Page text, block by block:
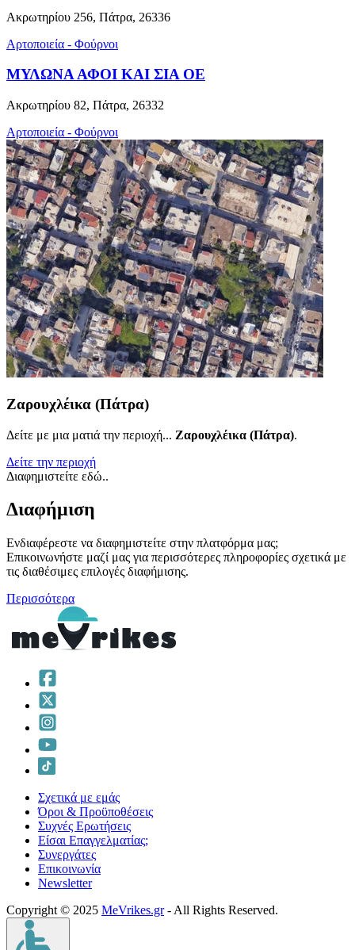
Ακρωτηρίου 256, Πάτρα, 26336
Αρτοποιεία - Φούρνοι
ΜΥΛΩΝΑ ΑΦΟΙ ΚΑΙ ΣΙΑ ΟΕ
Ακρωτηρίου 82, Πάτρα, 26332
Αρτοποιεία - Φούρνοι
Ζαρουχλέικα (Πάτρα)
Δείτε με μια ματιά την περιοχή... Ζαρουχλέικα (Πάτρα).
Δείτε την περιοχή
Διαφημιστείτε εδώ..
Διαφήμιση
Ενδιαφέρεστε να διαφημιστείτε στην πλατφόρμα μας;
Επικοινωνήστε μαζί μας για περισσότερες πληροφορίες σχετικά με
τις διαθέσιμες επιλογές διαφήμισης.
Περισσότερα
Σχετικά με εμάς
Όροι & Προϋποθέσεις
Συχνές Ερωτήσεις
Είσαι Επαγγελματίας;
Συνεργάτες
Επικοινωνία
Νewsletter
Copyright © 2025 MeVrikes.gr- All Rights Reserved.